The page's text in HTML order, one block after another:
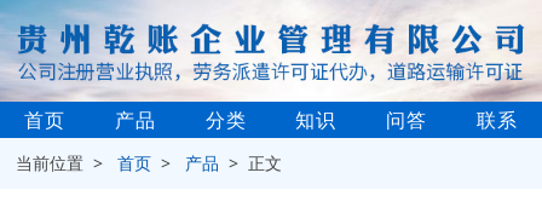
首页 产品 分类 知识 问答 联系
当前位置 >首页 > 产品 > 正文